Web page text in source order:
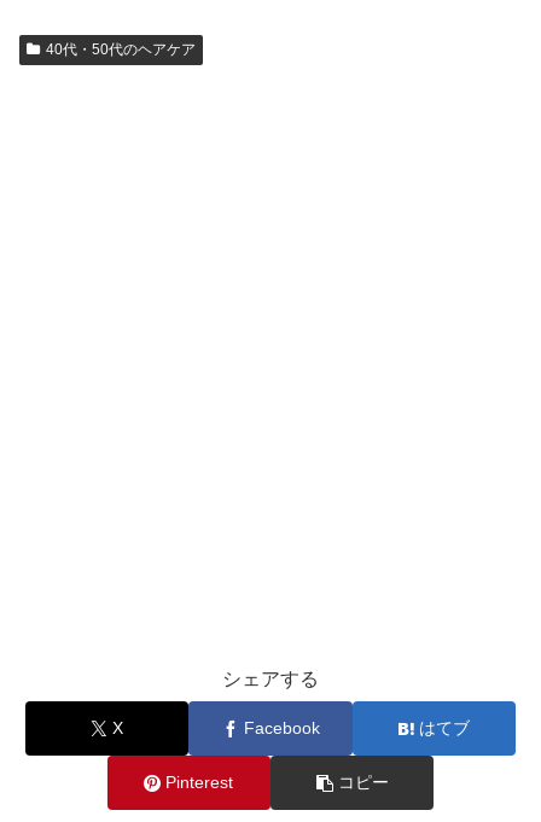
40代・50代のヘアケア
シェアする
X Facebook はてブ
Pinterest コピー